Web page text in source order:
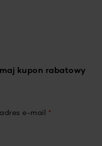
kupon rabatowy
adres e-mail *